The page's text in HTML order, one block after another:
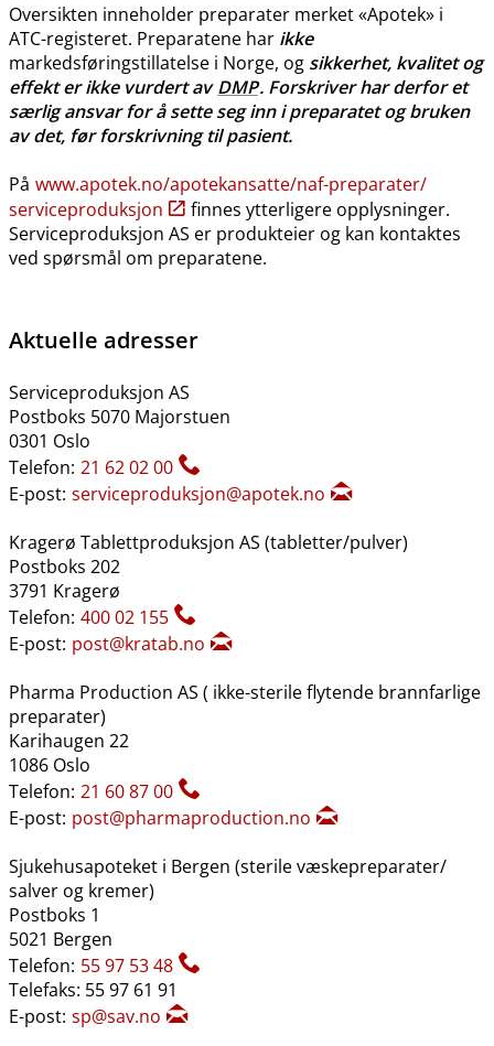
Oversikten inneholder preparater merket «Apotek» i
ATC-registeret. Preparatene har ikke
markedsføringstillatelse i Norge, og sikkerhet, kvalitet og
effekt er ikke vurdert avDMP. Forskriver har derfor et
særlig ansvar for å sette seg inn i preparatet og bruken
av det, før forskrivning til pasient.
På www.apotek.no​/​apotekansatte​/​naf-preparater​/​
serviceproduksjon
finnes ytterligere opplysninger.
Serviceproduksjon AS er produkteier og kan kontaktes
ved spørsmål om preparatene.
Aktuelle adresser
Serviceproduksjon AS
Postboks 5070 Majorstuen
0301 Oslo
Telefon: 21 62 02 00
E-post: serviceproduksjon@apotek.no
Kragerø Tablettproduksjon AS (tabletter​/​pulver)
Postboks 202
3791 Kragerø
Telefon: 400 02 155
E-post: post@kratab.no
Pharma Production AS ( ikke-sterile flytende brannfarlige
preparater)
Karihaugen 22
1086 Oslo
Telefon: 21 60 87 00
E-post: post@pharmaproduction.no
Sjukehusapoteket i Bergen (sterile væskepreparater​/​
salver og kremer)
Postboks 1
5021 Bergen
Telefon: 55 97 53 48
Telefaks: 55 97 61 91
E-post: sp@sav.no